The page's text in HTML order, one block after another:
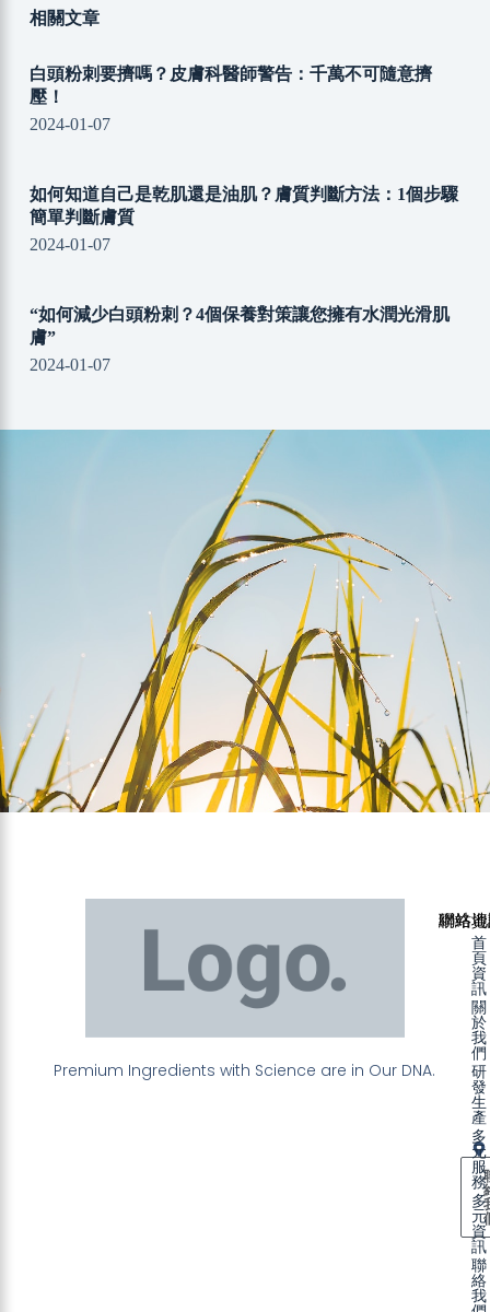
相關文章
白頭粉刺要擠嗎？皮膚科醫師警告：千萬不可隨意擠
壓！
2024-01-07
如何知道自己是乾肌還是油肌？膚質判斷方法：1個步驟
簡單判斷膚質
2024-01-07
“如何減少白頭粉刺？4個保養對策讓您擁有水潤光滑肌
膚”
2024-01-07
Premium Ingredients with Science are in Our DNA.
聯絡
網站
首
頁
資
訊
關
於
我
們
研
發
生
產
多
元
服
務
多
元
資
訊
聯
絡
我